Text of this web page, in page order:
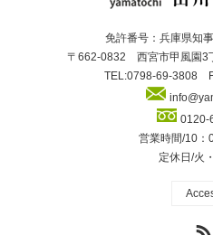
免許番号：兵庫県知
〒662-0832 西宮市甲風園3
TEL:0798-69-3808
0120-
営業時間/10：
定休日/火